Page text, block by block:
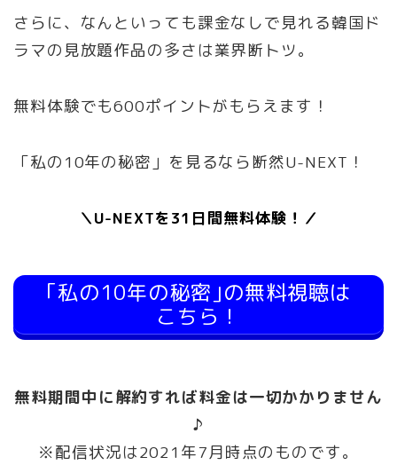
さらに、なんといっても課金なしで見れる韓国ド
ラマの見放題作品の多さは業界断トツ。
無料体験でも600ポイントがもらえます！
「私の10年の秘密」を見るなら断然U-NEXT！
＼U-NEXTを31日間無料体験！／
｢私の10年の秘密｣の無料視聴は
こちら！
無料期間中に解約すれば料金は一切かかりません
♪
※配信状況は2021年7月時点のものです。